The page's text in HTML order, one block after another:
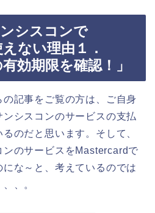
シスコンで
ない理由１．
効期限を確認！」
記事をご覧の方は、ご自身
シスコンのサービスの支払
のだと思います。そして、
ンのサービスをMastercardで
な～と、考えているのでは
、。